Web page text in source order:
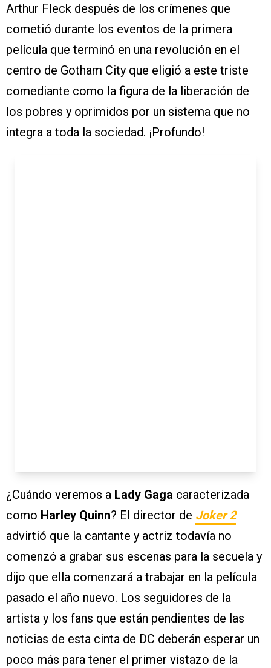
Arthur Fleck después de los crímenes que
cometió durante los eventos de la primera
película que terminó en una revolución en el
centro de Gotham City que eligió a este triste
comediante como la figura de la liberación de
los pobres y oprimidos por un sistema que no
integra a toda la sociedad. ¡Profundo!
¿Cuándo veremos a Lady Gaga caracterizada
como Harley Quinn? El director de Joker 2
advirtió que la cantante y actriz todavía no
comenzó a grabar sus escenas para la secuela y
dijo que ella comenzará a trabajar en la película
pasado el año nuevo. Los seguidores de la
artista y los fans que están pendientes de las
noticias de esta cinta de DC deberán esperar un
poco más para tener el primer vistazo de la